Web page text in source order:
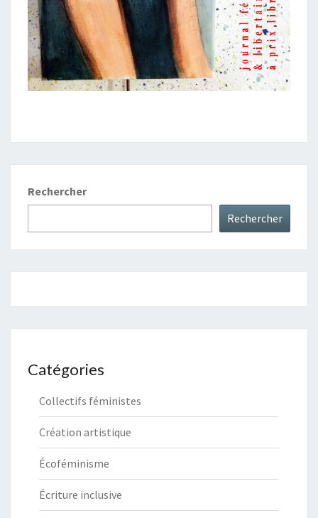
Rechercher
Rechercher
Catégories
Collectifs féministes
Création artistique
Écoféminisme
Écriture inclusive